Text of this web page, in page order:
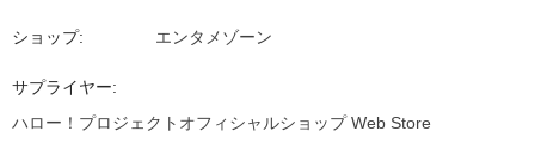
ショップ: エンタメゾーン
サプライヤー:
ハロー！プロジェクトオフィシャルショップ Web Store